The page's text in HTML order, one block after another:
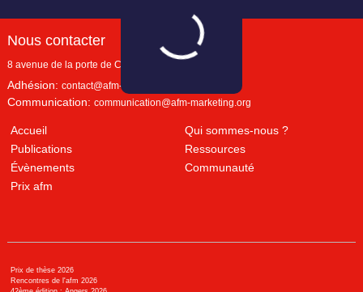
Nous contacter
8 avenue de la porte de Champerret
Adhésion: contact@afm-marketing.org
Communication: communication@afm-marketing.org
Accueil
Qui sommes-nous ?
Publications
Ressources
Évènements
Communauté
Prix afm
Prix de thèse 2026
Rencontres de l'afm 2026